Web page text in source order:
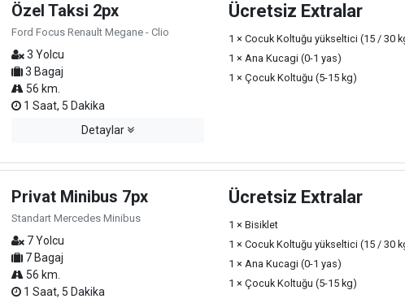
Özel Taksi 2px
Ford Focus Renault Megane - Clio
3 Yolcu
3 Bagaj
56 km.
1 Saat, 5 Dakika
Detaylar
Ücretsiz Extralar
1 × Cocuk Koltuğu yükseltici (15 / 30
1 × Ana Kucagi (0-1 yas)
1 × Çocuk Koltuğu (5-15 kg)
Privat Minibus 7px
Standart Mercedes Minibus
7 Yolcu
7 Bagaj
56 km.
1 Saat, 5 Dakika
Ücretsiz Extralar
1 × Bisiklet
1 × Cocuk Koltuğu yükseltici (15 / 30
1 × Ana Kucagi (0-1 yas)
1 × Çocuk Koltuğu (5-15 kg)